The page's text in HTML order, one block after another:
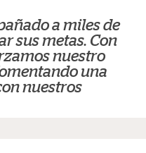
a miles de
sus metas. Con
nuestro
una
nuestros